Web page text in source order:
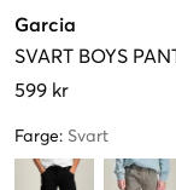
Garcia
SVART BOYS
599 kr
Farge: Svart